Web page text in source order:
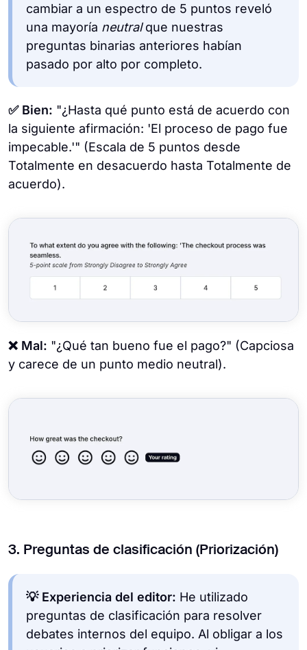
cambiar a un espectro de 5 puntos reveló
una mayoría neutralque nuestras
preguntas binarias anteriores habían
pasado por alto por completo.
✅ Bien: "¿Hasta qué punto está de acuerdo con
la siguiente afirmación: 'El proceso de pago fue
impecable.'" (Escala de 5 puntos desde
Totalmente en desacuerdo hasta Totalmente de
acuerdo).
❌ Mal: "¿Qué tan bueno fue el pago?" (Capciosa
y carece de un punto medio neutral).
3. Preguntas de clasificación (Priorización)
💡 Experiencia del editor: He utilizado
preguntas de clasificación para resolver
debates internos del equipo. Al obligar a los